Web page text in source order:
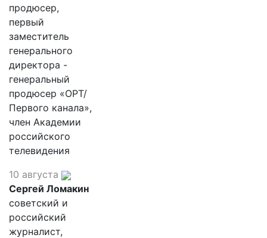
продюсер,
первый
заместитель
генерального
директора -
генеральный
продюсер «ОРТ/
Первого канала»,
член Академии
российского
телевидения
10 августа
Сергей Ломакин
советский и
российский
журналист,